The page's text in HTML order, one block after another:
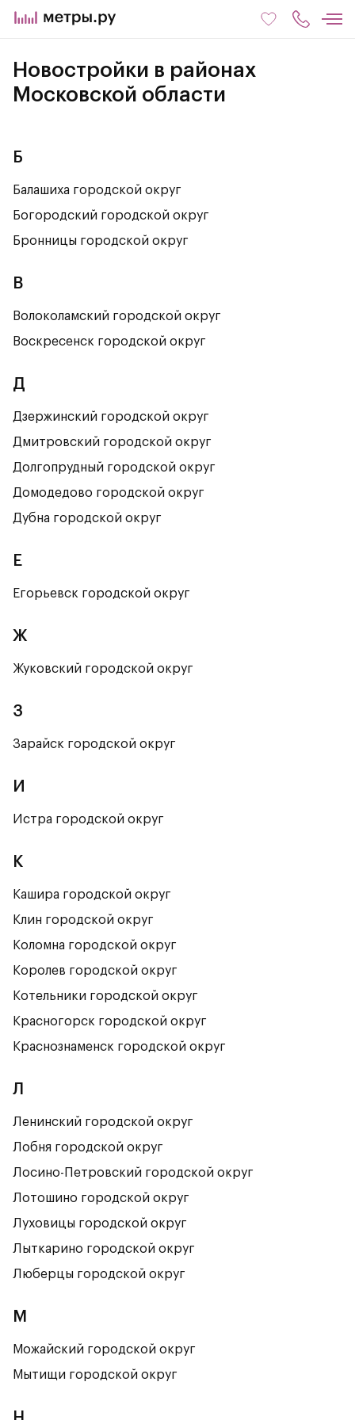
Новостройки в районах
Московской области
Б
Балашиха городской округ
Богородский городской округ
Бронницы городской округ
В
Волоколамский городской округ
Воскресенск городской округ
Д
Дзержинский городской округ
Дмитровский городской округ
Долгопрудный городской округ
Домодедово городской округ
Дубна городской округ
Е
Егорьевск городской округ
Ж
Жуковский городской округ
З
Зарайск городской округ
И
Истра городской округ
К
Кашира городской округ
Клин городской округ
Коломна городской округ
Королев городской округ
Котельники городской округ
Красногорск городской округ
Краснознаменск городской округ
Л
Ленинский городской округ
Лобня городской округ
Лосино-Петровский городской округ
Лотошино городской округ
Луховицы городской округ
Лыткарино городской округ
Люберцы городской округ
М
Можайский городской округ
Мытищи городской округ